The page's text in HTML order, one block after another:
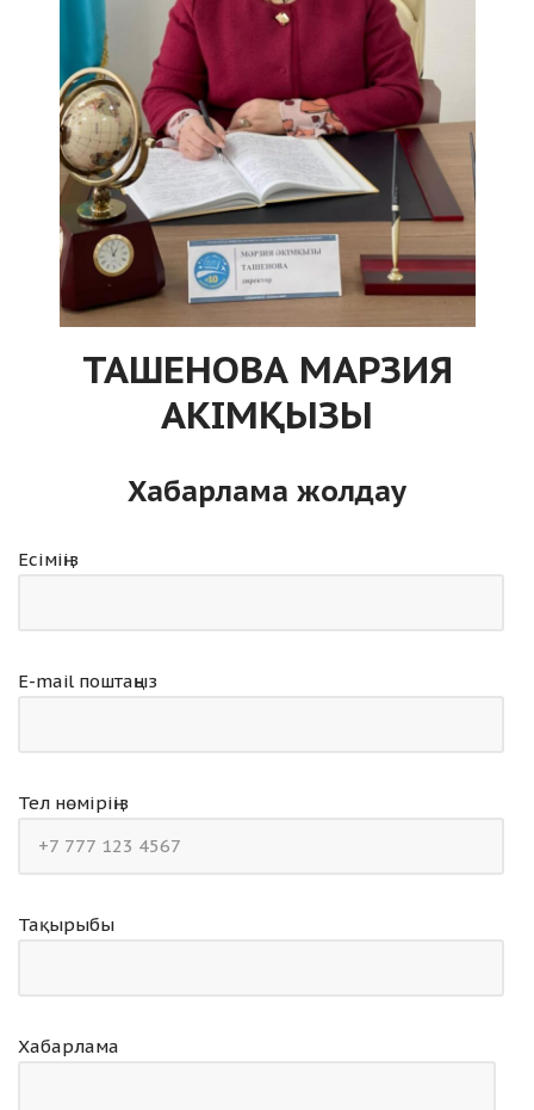
ТАШЕНОВА МАРЗИЯ
АКІМҚЫЗЫ
Хабарлама жолдау
Есіміңіз
E-mail поштаңыз
Тел нөміріңіз
Тақырыбы
Хабарлама